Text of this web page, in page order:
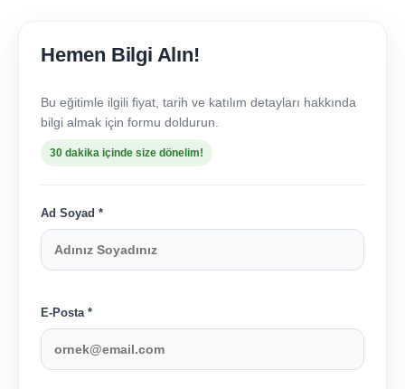
Hemen Bilgi Alın!
Bu eğitimle ilgili fiyat, tarih ve katılım detayları hakkında
bilgi almak için formu doldurun.
30 dakika içinde size dönelim!
Ad Soyad *
E-Posta *